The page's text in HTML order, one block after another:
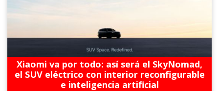
Xiaomi va por todo: así será el SkyNomad,
el SUV eléctrico con interior reconfigurable
e inteligencia artificial